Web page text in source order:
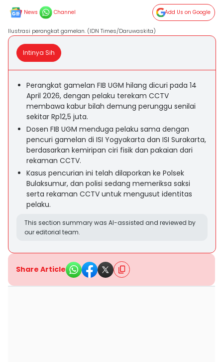
News Channel Add Us on Google
Ilustrasi perangkat gamelan. (IDN Times/Daruwaskita)
Intinya Sih
Perangkat gamelan FIB UGM hilang dicuri pada 14
April 2026, dengan pelaku terekam CCTV
membawa kabur bilah demung perunggu senilai
sekitar Rp12,5 juta.
Dosen FIB UGM menduga pelaku sama dengan
pencuri gamelan di ISI Yogyakarta dan ISI Surakarta,
berdasarkan kemiripan ciri fisik dan pakaian dari
rekaman CCTV.
Kasus pencurian ini telah dilaporkan ke Polsek
Bulaksumur, dan polisi sedang memeriksa saksi
serta rekaman CCTV untuk mengusut identitas
pelaku.
This section summary was AI-assisted and reviewed by
our editorial team.
Share Article